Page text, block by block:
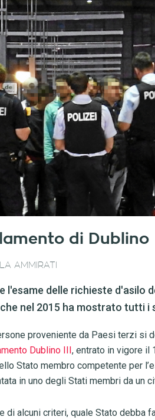
di Dublino
AMMIRATI
l'esame delle richieste d'asilo
nel 2015 ha mostrato tutti i
proveniente da Paesi terzi si
Dublino III, entrato in vigore il
Stato membro competente per
in uno degli Stati membri da un
di alcuni criteri, quale Stato debba